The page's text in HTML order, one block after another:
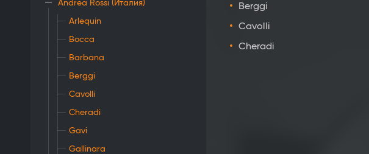
Andrea Rossi (Италия)
Arlequin
Bocca
Barbana
Berggi
Cavolli
Cheradi
Gavi
Gallinara
Berggi
Cavolli
Cheradi